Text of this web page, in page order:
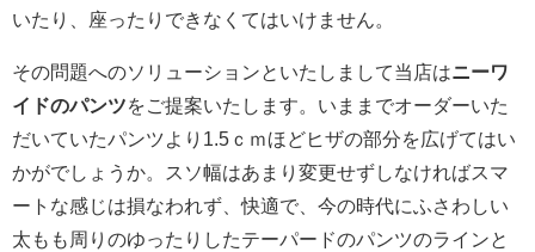
いたり、座ったりできなくてはいけません。
その問題へのソリューションといたしまして当店は ニーワ
イドのパンツをご提案いたします。いままでオーダーいた
だいていたパンツより1.5ｃｍほどヒザの部分を広げてはい
かがでしょうか。スソ幅はあまり変更せずしなければスマ
ートな感じは損なわれず、快適で、今の時代にふさわしい
太もも周りのゆったりしたテーパードのパンツのラインと